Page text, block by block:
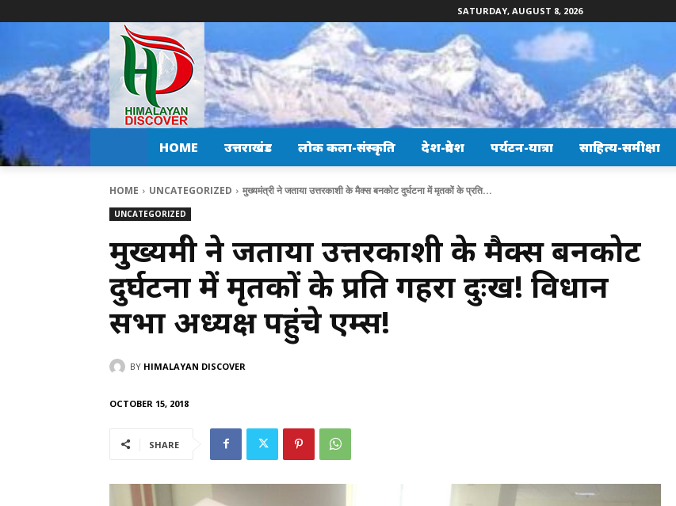
SATURDAY, AUGUST 8, 2026
HOME उत्तराखंड लोक कला-संस्कृति देश-प्रदेश पर्यटन-यात्रा साहित्य-समीक्षा
HOME UNCATEGORIZED मुख्यमंत्री ने जताया उत्तरकाशी के मैक्स बनकोट दुर्घटना में मृतकों के प्रति...
UNCATEGORIZED
मुख्यमंत्री ने जताया उत्तरकाशी के मैक्स बनकोट
दुर्घटना में मृतकों के प्रति गहरा दुःख! विधान
सभा अध्यक्ष पहुंचे एम्स!
BY HIMALAYAN DISCOVER
OCTOBER 15, 2018
SHARE